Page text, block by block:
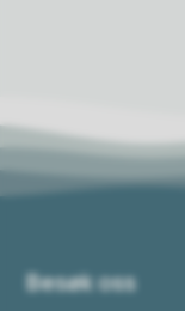
Besøk oss